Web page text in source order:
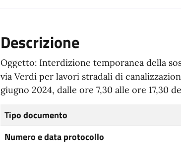
Descrizione
Oggetto: Interdizione temporanea della
via Verdi per lavori stradali di
giugno 2024, dalle ore 7,30 alle ore 17,30
Tipo documento
Numero e data protocollo